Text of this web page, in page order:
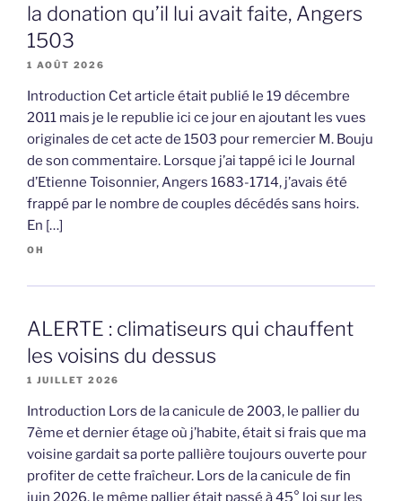
la donation qu’il lui avait faite, Angers
1503
1 AOÛT 2026
Introduction Cet article était publié le 19 décembre
2011 mais je le republie ici ce jour en ajoutant les vues
originales de cet acte de 1503 pour remercier M. Bouju
de son commentaire. Lorsque j’ai tappé ici le Journal
d’Etienne Toisonnier, Angers 1683-1714, j’avais été
frappé par le nombre de couples décédés sans hoirs.
En […]
OH
ALERTE : climatiseurs qui chauffent
les voisins du dessus
1 JUILLET 2026
Introduction Lors de la canicule de 2003, le pallier du
7ème et dernier étage où j’habite, était si frais que ma
voisine gardait sa porte pallière toujours ouverte pour
profiter de cette fraîcheur. Lors de la canicule de fin
juin 2026, le même pallier était passé à 45° loi sur les